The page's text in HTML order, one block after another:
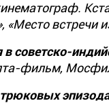
«Место встречи
в советско-
фильм,